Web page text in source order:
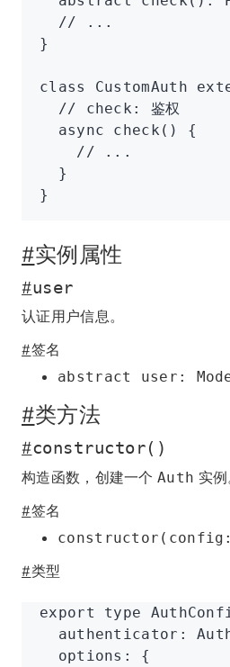
  // ...
}
class CustomAuth
  // check: 鉴权
  async
check () {
    // ...
  }
}
#实例属性
#user
认证用户信息。
#签名
abstract user:
#类方法
#constructor()
构造函数，创建一个 Auth 实例
#签名
#类型
export type
  authenticator
:
  options
:
{